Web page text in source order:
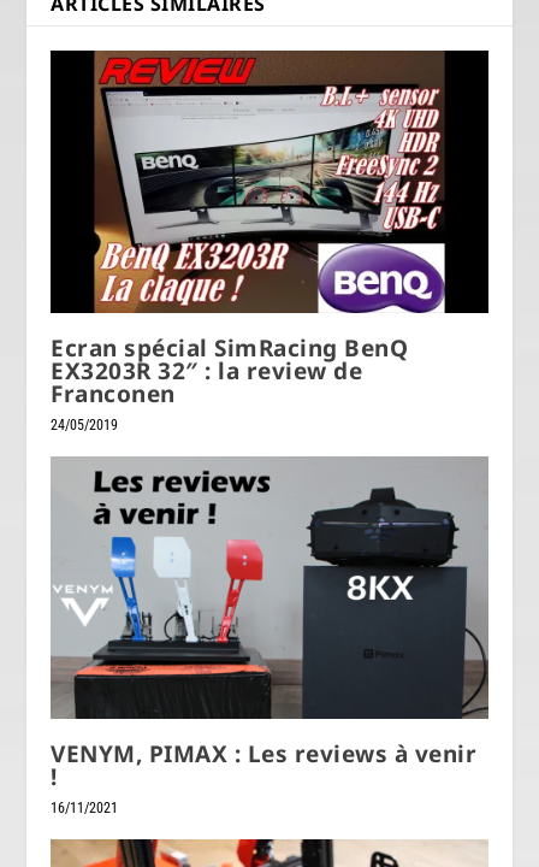
Ecran spécial SimRacing BenQ
EX3203R 32″ : la review de
Franconen
24/05/2019
VENYM, PIMAX : Les reviews à venir
!
16/11/2021